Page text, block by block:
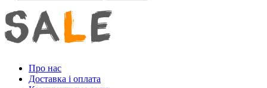
Про нас
Доставка і оплата